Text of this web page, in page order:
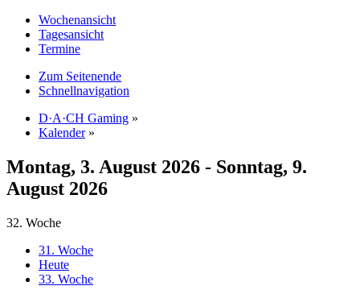
Wochenansicht
Tagesansicht
Termine
Zum Seitenende
Schnellnavigation
D·A·CH Gaming »
Kalender »
Montag, 3. August 2026 - Sonntag, 9.
August 2026
32. Woche
31. Woche
Heute
33. Woche